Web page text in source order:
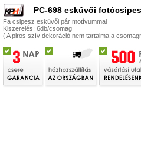
PC-698 esküvői
Fa csipesz esküvői pár motívummal
Kiszerelés: 6db/csomag
( A piros szív dekoráció nem tartalma a